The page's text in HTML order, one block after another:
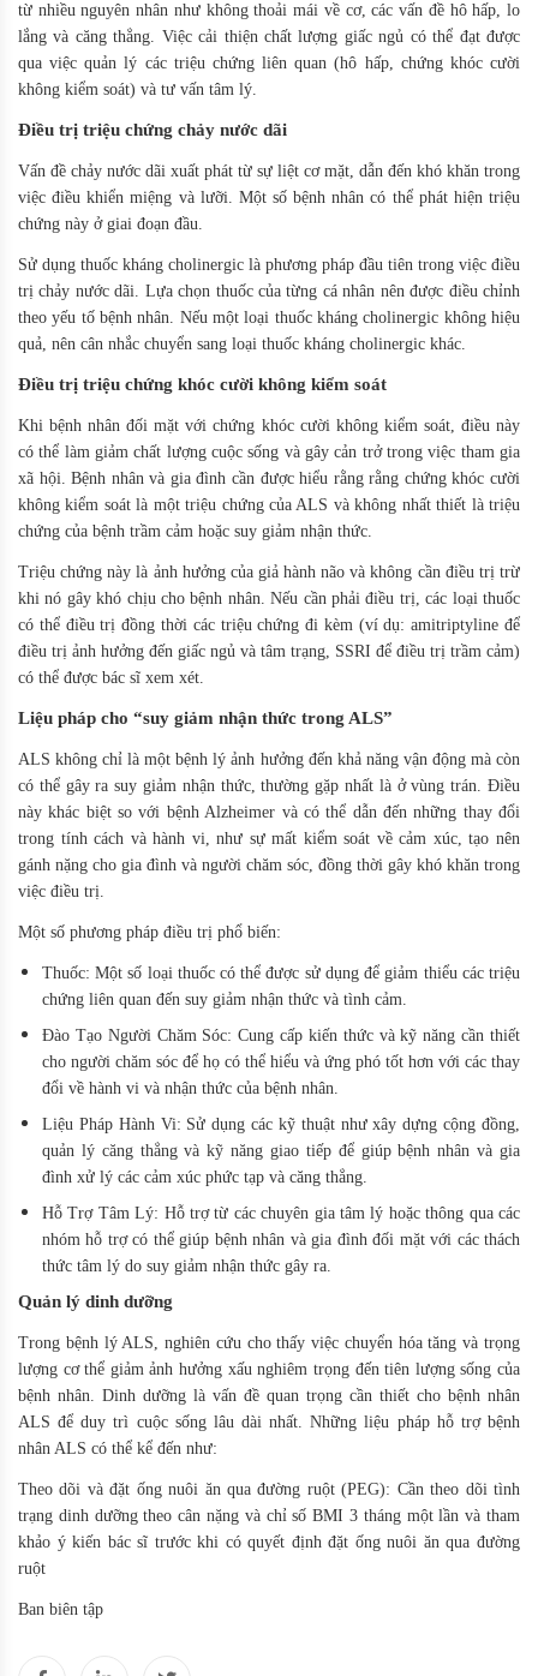
từ nhiều nguyên nhân như không thoải mái về cơ, các vấn đề hô hấp, lo
lắng và căng thẳng. Việc cải thiện chất lượng giấc ngủ có thể đạt được
qua việc quản lý các triệu chứng liên quan (hô hấp, chứng khóc cười
không kiểm soát) và tư vấn tâm lý.
Điều trị triệu chứng chảy nước dãi
Vấn đề chảy nước dãi xuất phát từ sự liệt cơ mặt, dẫn đến khó khăn trong
việc điều khiển miệng và lưỡi. Một số bệnh nhân có thể phát hiện triệu
chứng này ở giai đoạn đầu.
Sử dụng thuốc kháng cholinergic là phương pháp đầu tiên trong việc điều
trị chảy nước dãi. Lựa chọn thuốc của từng cá nhân nên được điều chỉnh
theo yếu tố bệnh nhân. Nếu một loại thuốc kháng cholinergic không hiệu
quả, nên cân nhắc chuyển sang loại thuốc kháng cholinergic khác.
Điều trị triệu chứng khóc cười không kiểm soát
Khi bệnh nhân đối mặt với chứng khóc cười không kiểm soát, điều này
có thể làm giảm chất lượng cuộc sống và gây cản trở trong việc tham gia
xã hội. Bệnh nhân và gia đình cần được hiểu rằng rằng chứng khóc cười
không kiểm soát là một triệu chứng của ALS và không nhất thiết là triệu
chứng của bệnh trầm cảm hoặc suy giảm nhận thức.
Triệu chứng này là ảnh hưởng của giả hành não và không cần điều trị trừ
khi nó gây khó chịu cho bệnh nhân. Nếu cần phải điều trị, các loại thuốc
có thể điều trị đồng thời các triệu chứng đi kèm (ví dụ: amitriptyline để
điều trị ảnh hưởng đến giấc ngủ và tâm trạng, SSRI để điều trị trầm cảm)
có thể được bác sĩ xem xét.
Liệu pháp cho “suy giảm nhận thức trong ALS”
ALS không chỉ là một bệnh lý ảnh hưởng đến khả năng vận động mà còn
có thể gây ra suy giảm nhận thức, thường gặp nhất là ở vùng trán. Điều
này khác biệt so với bệnh Alzheimer và có thể dẫn đến những thay đổi
trong tính cách và hành vi, như sự mất kiểm soát về cảm xúc, tạo nên
gánh nặng cho gia đình và người chăm sóc, đồng thời gây khó khăn trong
việc điều trị.
Một số phương pháp điều trị phổ biến:
Thuốc: Một số loại thuốc có thể được sử dụng để giảm thiểu các triệu
chứng liên quan đến suy giảm nhận thức và tình cảm.
Đào Tạo Người Chăm Sóc: Cung cấp kiến thức và kỹ năng cần thiết
cho người chăm sóc để họ có thể hiểu và ứng phó tốt hơn với các thay
đổi về hành vi và nhận thức của bệnh nhân.
Liệu Pháp Hành Vi: Sử dụng các kỹ thuật như xây dựng cộng đồng,
quản lý căng thẳng và kỹ năng giao tiếp để giúp bệnh nhân và gia
đình xử lý các cảm xúc phức tạp và căng thẳng.
Hỗ Trợ Tâm Lý: Hỗ trợ từ các chuyên gia tâm lý hoặc thông qua các
nhóm hỗ trợ có thể giúp bệnh nhân và gia đình đối mặt với các thách
thức tâm lý do suy giảm nhận thức gây ra.
Quản lý dinh dưỡng
Trong bệnh lý ALS, nghiên cứu cho thấy việc chuyển hóa tăng và trọng
lượng cơ thể giảm ảnh hưởng xấu nghiêm trọng đến tiên lượng sống của
bệnh nhân. Dinh dưỡng là vấn đề quan trọng cần thiết cho bệnh nhân
ALS để duy trì cuộc sống lâu dài nhất. Những liệu pháp hỗ trợ bệnh
nhân ALS có thể kể đến như:
Theo dõi và đặt ống nuôi ăn qua đường ruột (PEG): Cần theo dõi tình
trạng dinh dưỡng theo cân nặng và chỉ số BMI 3 tháng một lần và tham
khảo ý kiến bác sĩ trước khi có quyết định đặt ống nuôi ăn qua đường
ruột
Ban biên tập